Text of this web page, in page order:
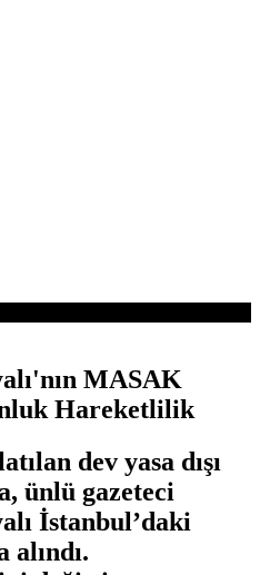
MASAK
Hareketlilik
dev yasa dışı
ünlü gazeteci
İstanbul’daki
alındı.